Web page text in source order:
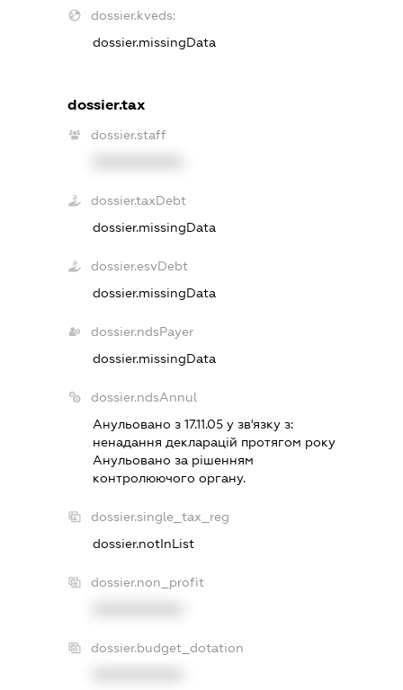
dossier.kveds:
dossier.missingData
dossier.tax
dossier.staff
dossier.taxDebt
dossier.missingData
dossier.esvDebt
dossier.missingData
dossier.ndsPayer
dossier.missingData
dossier.ndsAnnul
Анульовано з 17.11.05 у зв'язку з:
ненадання декларацiй протягом року
Анульовано за рiшенням
контролюючого органу.
dossier.single_tax_reg
dossier.notInList
dossier.non_profit
dossier.budget_dotation